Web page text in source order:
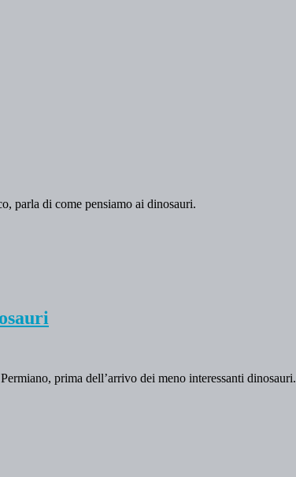
parla di come pensiamo ai dinosauri.
prima dell’arrivo dei meno interessanti dinosauri.